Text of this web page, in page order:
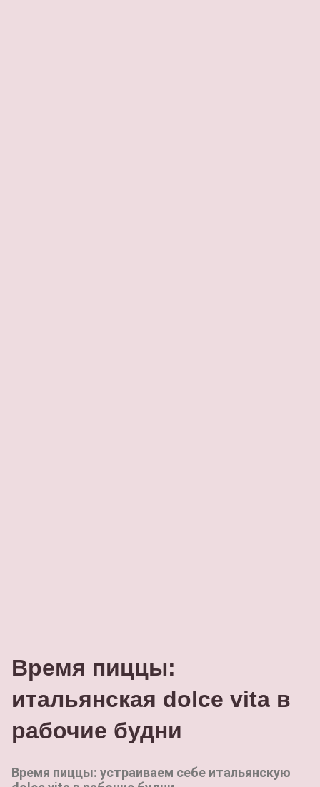
Время пиццы:
итальянская dolce vita в
рабочие будни
Время пиццы: устраиваем себе итальянскую